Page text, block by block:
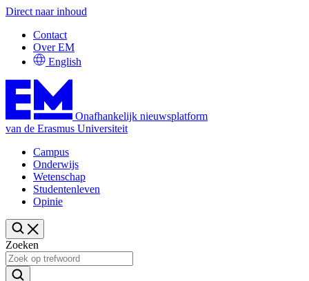
Direct naar inhoud
Contact
Over EM
English
Onafhankelijk nieuwsplatform
van de Erasmus Universiteit
Campus
Onderwijs
Wetenschap
Studentenleven
Opinie
Zoeken